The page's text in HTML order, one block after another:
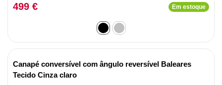
499 € Em estoque
Canapé conversível com ângulo reversível Baleares
Tecido Cinza claro